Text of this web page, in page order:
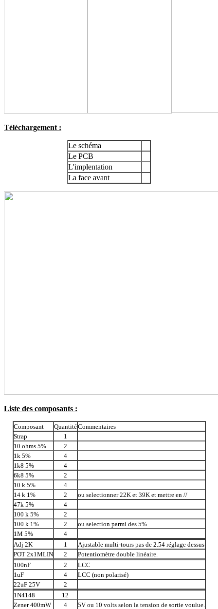
Téléchargement :
Le schéma
Le PCB
L'implentation
La face avant
Liste des composants :
Composant QuantitéCommentaires
Strap
1
10 ohms 5%
2
1k 5%
4
1k8 5%
4
6k8 5%
2
10 k 5%
4
14 k 1%
2
ou selectionner 22K et 39K et mettre en //
47k 5%
4
100 k 5%
2
100 k 1%
2
ou selection parmi des 5%
1M 5%
4
Adj 2K
1
Ajustable multi-tours pas de 2.54 réglage dessus
POT 2x1MLIN
2
Potentiomètre double linéaire.
100nF
2
LCC
1uF
4
LCC (non polarisé)
22uF 25V
2
1N4148
12
Zener 400mW
4
5V ou 10 volts selon la tension de sortie voulue.